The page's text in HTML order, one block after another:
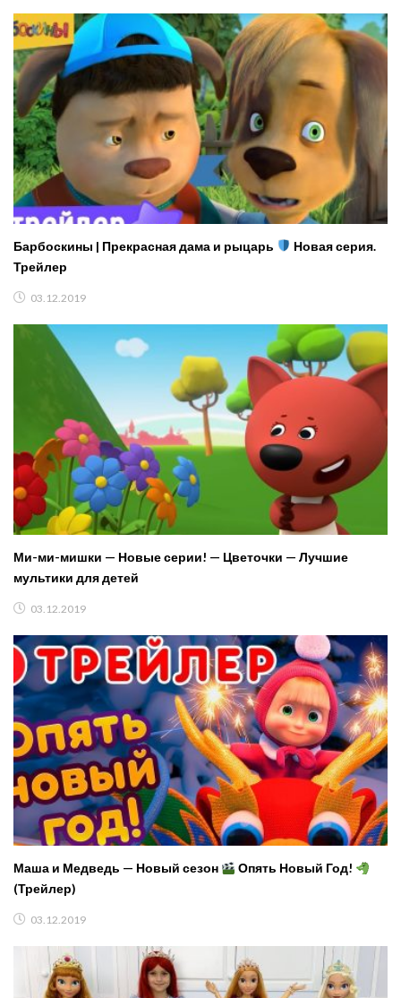
Барбоскины | Прекрасная дама и рыцарь
Новая серия.
Трейлер
03.12.2019
Ми-ми-мишки — Новые серии! — Цветочки — Лучшие
мультики для детей
03.12.2019
Маша и Медведь — Новый сезон
Опять Новый Год!
(Трейлер)
03.12.2019